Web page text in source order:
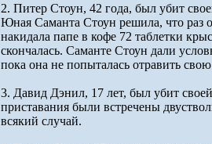
2. Питер Стоун, 42 года, был убит
Юная Саманта Стоун решила, что раз
накидала папе в кофе 72 таблетки
скончалась. Саманте Стоун дали
пока она не попыталась отравить
3. Давид Дэнил, 17 лет, был убит
приставания были встречены
всякий случай.